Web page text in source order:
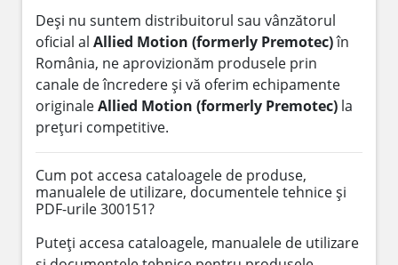
Deși nu suntem distribuitorul sau vânzătorul
oficial al Allied Motion (formerly Premotec)în
România, ne aprovizionăm produsele prin
canale de încredere și vă oferim echipamente
originaleAllied Motion (formerly Premotec) la
prețuri competitive.
Cum pot accesa cataloagele de produse,
manualele de utilizare, documentele tehnice și
PDF-urile 300151?
Puteți accesa cataloagele, manualele de utilizare